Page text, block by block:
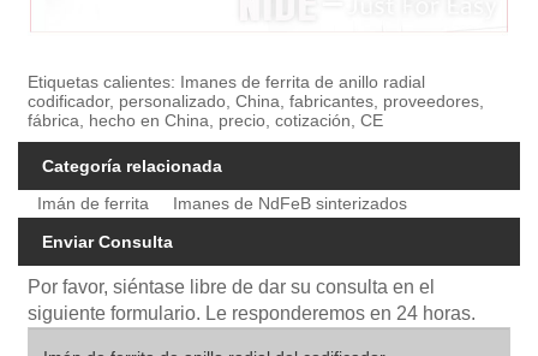
Etiquetas calientes: Imanes de ferrita de anillo radial
codificador, personalizado, China, fabricantes, proveedores,
fábrica, hecho en China, precio, cotización, CE
Categoría relacionada
Imán de ferrita
Imanes de NdFeB sinterizados
Enviar Consulta
Por favor, siéntase libre de dar su consulta en el
siguiente formulario. Le responderemos en 24 horas.